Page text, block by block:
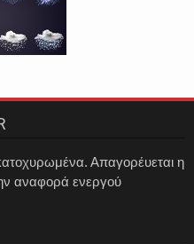
Απαγορέυεται η
αναφορά ενεργού